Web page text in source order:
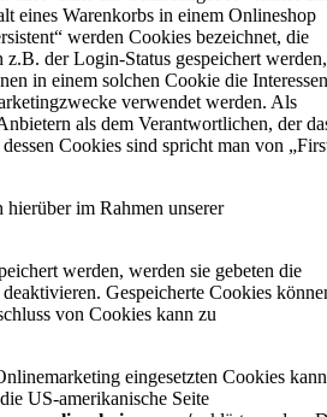
eines Warenkorbs in einem Onlineshop
werden Cookies bezeichnet, die
der Login-Status gespeichert werden,
in einem solchen Cookie die Interessen
verwendet werden. Als
als dem Verantwortlichen, der
Cookies sind spricht man von
im Rahmen unserer
werden, werden sie gebeten die
Gespeicherte Cookies
von Cookies kann zu
eingesetzten Cookies kann
US-amerikanische Seite